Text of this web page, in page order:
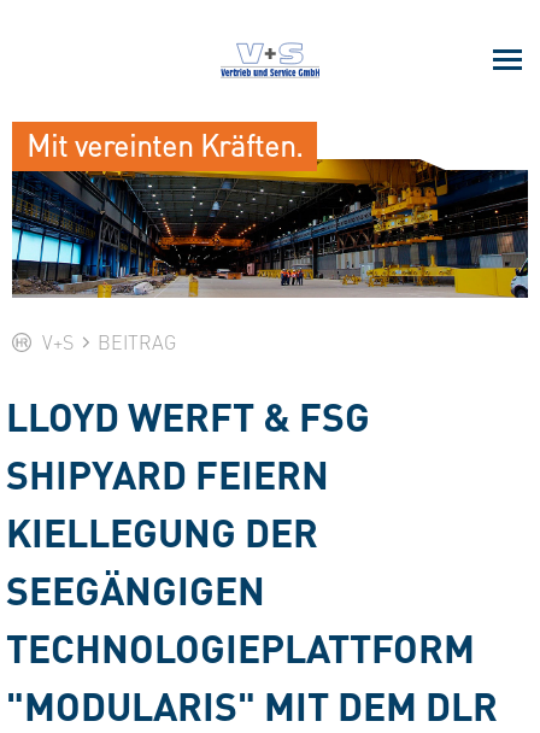
V+S BEITRAG
LLOYD WERFT & FSG
SHIPYARD FEIERN
KIELLEGUNG DER
SEEGÄNGIGEN
TECHNOLOGIEPLATTFORM
"MODULARIS" MIT DEM DLR
Mit vereinten Kräften.